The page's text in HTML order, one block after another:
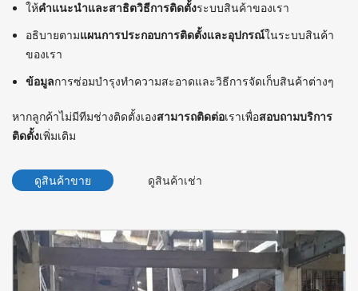
ให้คำแนะนำและสาธิตวิธีการติดตั้งระบบสินค้าของเรา
อธิบายตามแผนการประกอบการติดตั้งและอุปกรณ์ในระบบสินค้า
ของเรา
ข้อมูลการซ่อมบำรุงทำความสะอาดและวิธีการจัดเก็บสินค้าต่างๆ
หากลูกค้าไม่มีทีมช่างติดตั้งเองสามารถติดต่อเราเพื่อสอบถามบริการ
ติดตั้งเพิ่มเติม
ดูสินค้าขาย ดูสินค้าเช่า